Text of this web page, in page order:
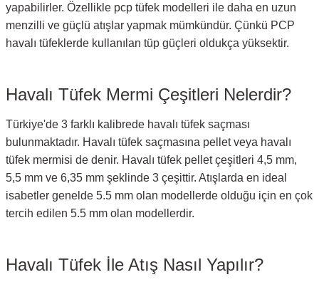
yapabilirler. Özellikle pcp tüfek modelleri ile daha en uzun
menzilli ve güçlü atışlar yapmak mümkündür. Çünkü PCP
havalı tüfeklerde kullanılan tüp güçleri oldukça yüksektir.
Havalı Tüfek Mermi Çeşitleri Nelerdir?
Türkiye'de 3 farklı kalibrede havalı tüfek saçması
bulunmaktadır. Havalı tüfek saçmasına pellet veya havalı
tüfek mermisi de denir. Havalı tüfek pellet çeşitleri 4,5 mm,
5,5 mm ve 6,35 mm şeklinde 3 çeşittir. Atışlarda en ideal
isabetler genelde 5.5 mm olan modellerde olduğu için en çok
tercih edilen 5.5 mm olan modellerdir.
Havalı Tüfek İle Atış Nasıl Yapılır?